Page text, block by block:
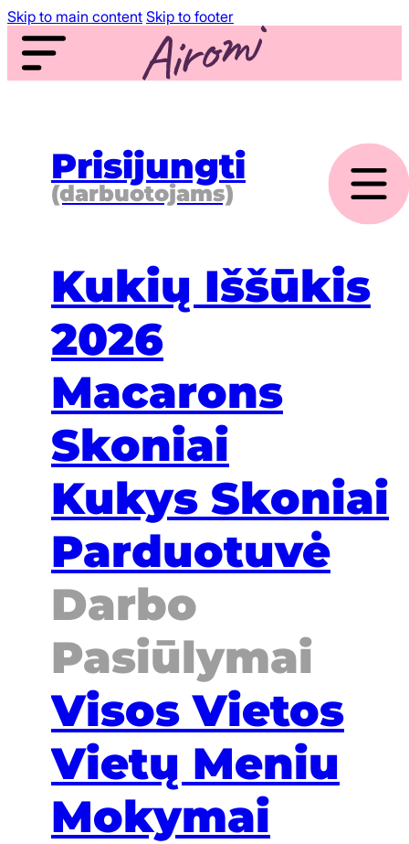
Skip to main content Skip to footer
Prisijungti
(darbuotojams)
Kukių Iššūkis
2026
Macarons
Skoniai
Kukys Skoniai
Parduotuvė
Darbo
Pasiūlymai
Visos Vietos
Vietų Meniu
Mokymai